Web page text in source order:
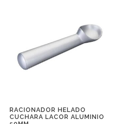
RACIONADOR HELADO
CUCHARA LACOR ALUMINIO